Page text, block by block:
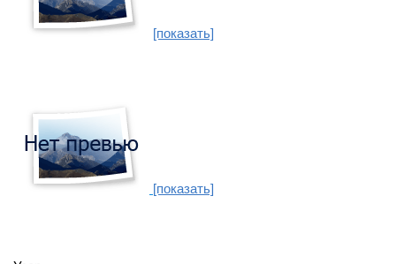
[показать]
[показать]